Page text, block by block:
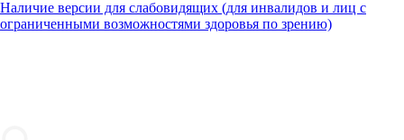
Наличие версии для слабовидящих (для инвалидов и лиц с
ограниченными возможностями здоровья по зрению)